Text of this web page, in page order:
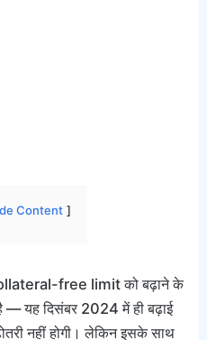
Content
free limit को बढ़ाने के
— यह दिसंबर 2024 में ही बढ़ाई
नहीं होगी। लेकिन इसके साथ